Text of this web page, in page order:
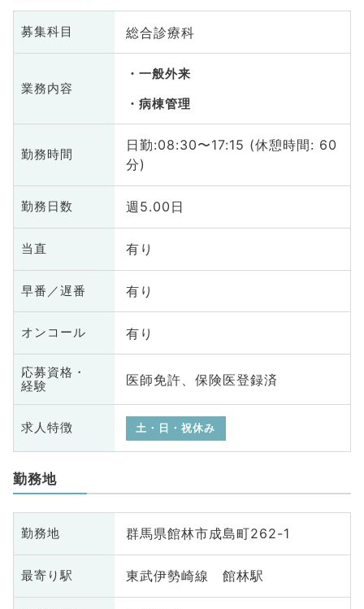
募集科目 総合診療科
業務内容
一般外来
病棟管理
勤務時間
日勤:08:30〜17:15 (休憩時間: 60
分)
勤務日数 週5.00日
当直 有り
早番／遅番 有り
オンコール 有り
応募資格・
経験
医師免許、保険医登録済
求人特徴 土・日・祝休み
勤務地
勤務地 群馬県館林市成島町262-1
最寄り駅 東武伊勢崎線 館林駅